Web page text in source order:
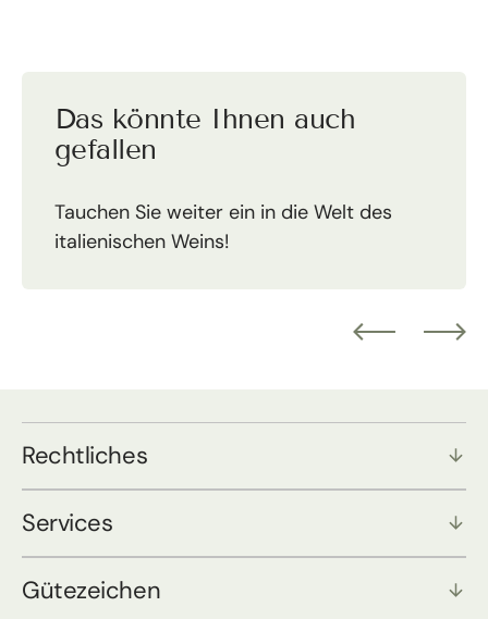
Das könnte Ihnen auch
gefallen
Tauchen Sie weiter ein in die Welt des
italienischen Weins!
Rechtliches
Services
Gütezeichen